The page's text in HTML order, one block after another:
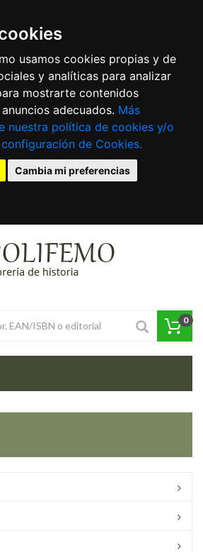
usamos cookies propias y de
y analíticas para analizar
mostrarte contenidos
adecuados. Más
nuestra política de cookies y/o
de Cookies.
Cambia mi preferencias
0